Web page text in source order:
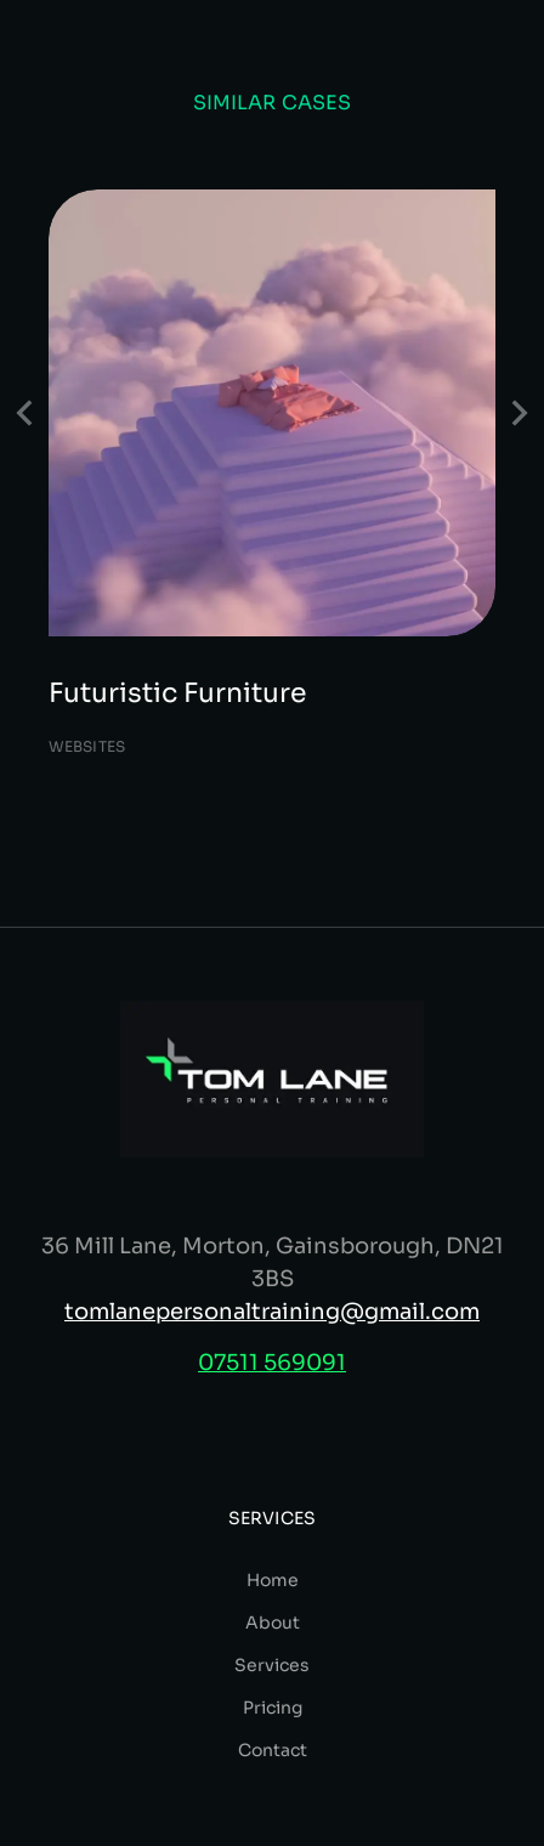
SIMILAR CASES
Futuristic Furniture
WEBSITES
36 Mill Lane, Morton, Gainsborough, DN21
3BS
tomlanepersonaltraining@gmail.com
07511 569091
SERVICES
Home
About
Services
Pricing
Contact